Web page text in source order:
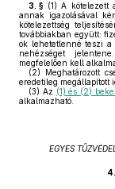
3. § (1) A kötelezett
annak igazolásával
kötelezettség
továbbiakban együtt:
ok lehetetlenné teszi a
nehézséget
megfelelően kell
(2) Meghatározott
eredetileg megállapított
(3) Az (1) és (2)
alkalmazható.
EGYES
4.